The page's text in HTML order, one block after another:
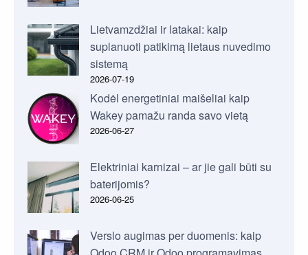
Lietvamzdžiai ir latakai: kaip
suplanuoti patikimą lietaus nuvedimo
sistemą
2026-07-19
Kodėl energetiniai maišeliai kaip
Wakey pamažu randa savo vietą
2026-06-27
Elektriniai karnizai – ar jie gali būti su
baterijomis?
2026-06-25
Verslo augimas per duomenis: kaip